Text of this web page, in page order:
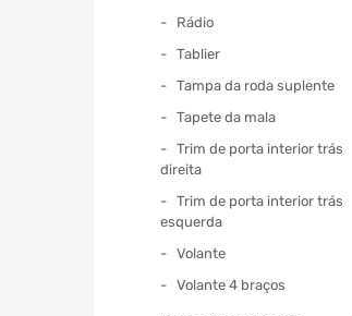
Rádio
Tablier
Tampa da roda suplente
Tapete da mala
Trim de porta interior trás
direita
Trim de porta interior trás
esquerda
Volante
Volante 4 braços